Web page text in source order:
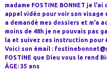
madame FOSTINE BONNET je
appel vidéo pour voir son
a demandé mes dossiers et m'a
moins de 48h je ne pouvais pas
la et suivez ces instruction pour
Voici son émail :
FOSTINE que Dieu vous le rend
ÂGE: 35 ans